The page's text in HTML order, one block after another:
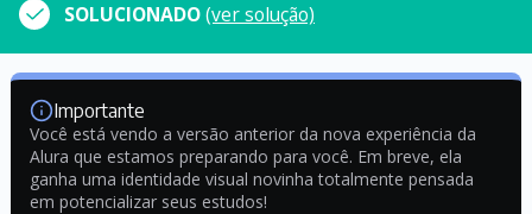
SOLUCIONADO(ver solução)
Importante
Você está vendo a versão anterior da nova experiência da
Alura que estamos preparando para você. Em breve, ela
ganha uma identidade visual novinha totalmente pensada
em potencializar seus estudos!